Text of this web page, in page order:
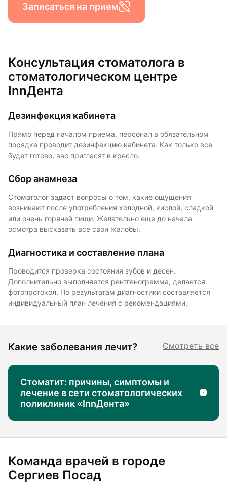
Записаться на прием
Консультация стоматолога в
стоматологическом центре
InnДента
Дезинфекция кабинета
Прямо перед началом приема, персонал в обязательном
порядке проводит дезинфекцию кабинета. Как только все
будет готово, вас пригласят в кресло.
Сбор анамнеза
Стоматолог задаст вопросы о том, какие ощущения
возникают после употребления холодной, кислой, сладкой
или очень горячей пищи. Желательно еще до начала
осмотра высказать все свои жалобы.
Диагностика и составление плана
Проводится проверка состояния зубов и десен.
Дополнительно выполняется рентгенограмма, делается
фотопротокол. По результатам диагностики составляется
индивидуальный план лечения с рекомендациями.
Какие заболевания лечит? Смотреть все
Стоматит: причины, симптомы и
лечение в сети стоматологических
поликлиник «InnДента»
Команда врачей в городе
Сергиев Посад